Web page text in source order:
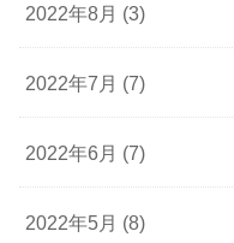
2022年8月 (3)
2022年7月 (7)
2022年6月 (7)
2022年5月 (8)